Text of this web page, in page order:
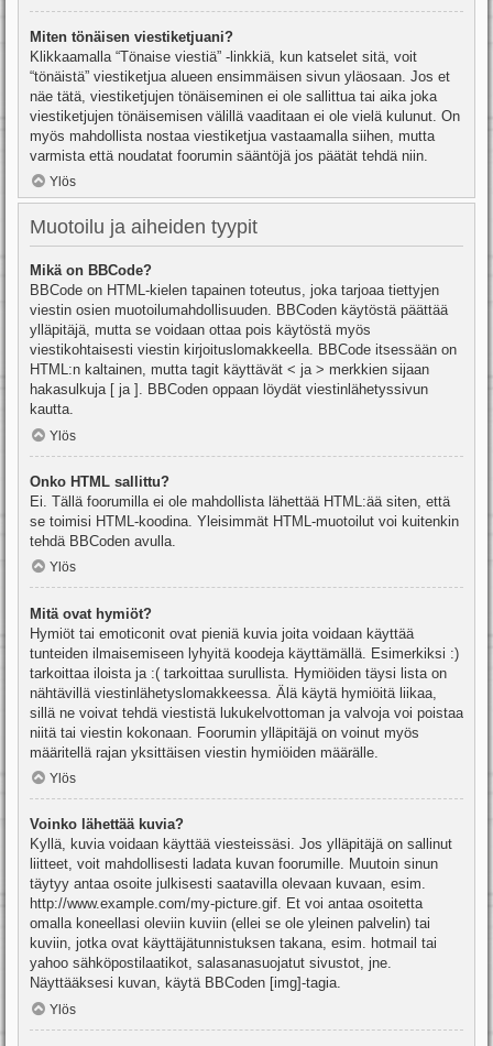
Miten tönäisen viestiketjuani?
Klikkaamalla “Tönaise viestiä” -linkkiä, kun katselet sitä, voit
“tönäistä” viestiketjua alueen ensimmäisen sivun yläosaan. Jos et
näe tätä, viestiketjujen tönäiseminen ei ole sallittua tai aika joka
viestiketjujen tönäisemisen välillä vaaditaan ei ole vielä kulunut. On
myös mahdollista nostaa viestiketjua vastaamalla siihen, mutta
varmista että noudatat foorumin sääntöjä jos päätät tehdä niin.
Ylös
Muotoilu ja aiheiden tyypit
Mikä on BBCode?
BBCode on HTML-kielen tapainen toteutus, joka tarjoaa tiettyjen
viestin osien muotoilumahdollisuuden. BBCoden käytöstä päättää
ylläpitäjä, mutta se voidaan ottaa pois käytöstä myös
viestikohtaisesti viestin kirjoituslomakkeella. BBCode itsessään on
HTML:n kaltainen, mutta tagit käyttävät < ja > merkkien sijaan
hakasulkuja [ ja ]. BBCoden oppaan löydät viestinlähetyssivun
kautta.
Ylös
Onko HTML sallittu?
Ei. Tällä foorumilla ei ole mahdollista lähettää HTML:ää siten, että
se toimisi HTML-koodina. Yleisimmät HTML-muotoilut voi kuitenkin
tehdä BBCoden avulla.
Ylös
Mitä ovat hymiöt?
Hymiöt tai emoticonit ovat pieniä kuvia joita voidaan käyttää
tunteiden ilmaisemiseen lyhyitä koodeja käyttämällä. Esimerkiksi :)
tarkoittaa iloista ja :( tarkoittaa surullista. Hymiöiden täysi lista on
nähtävillä viestinlähetyslomakkeessa. Älä käytä hymiöitä liikaa,
sillä ne voivat tehdä viestistä lukukelvottoman ja valvoja voi poistaa
niitä tai viestin kokonaan. Foorumin ylläpitäjä on voinut myös
määritellä rajan yksittäisen viestin hymiöiden määrälle.
Ylös
Voinko lähettää kuvia?
Kyllä, kuvia voidaan käyttää viesteissäsi. Jos ylläpitäjä on sallinut
liitteet, voit mahdollisesti ladata kuvan foorumille. Muutoin sinun
täytyy antaa osoite julkisesti saatavilla olevaan kuvaan, esim.
http://www.example.com/my-picture.gif. Et voi antaa osoitetta
omalla koneellasi oleviin kuviin (ellei se ole yleinen palvelin) tai
kuviin, jotka ovat käyttäjätunnistuksen takana, esim. hotmail tai
yahoo sähköpostilaatikot, salasanasuojatut sivustot, jne.
Näyttääksesi kuvan, käytä BBCoden [img]-tagia.
Ylös